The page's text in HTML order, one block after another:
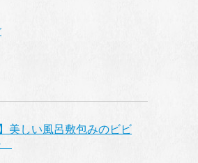
美しい風呂敷包みのビビ